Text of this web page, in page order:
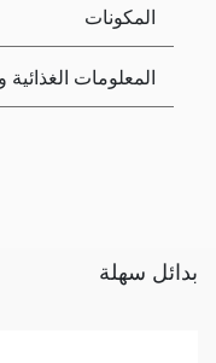
المكونات
المعلومات
بدائل سهلة